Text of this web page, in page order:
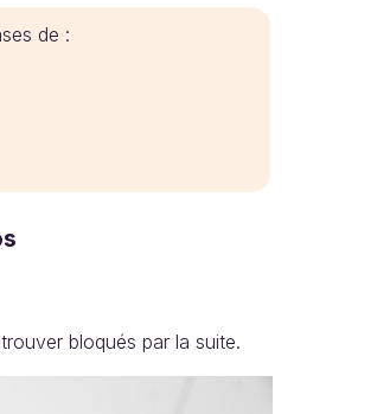
de :
bloqués par la suite.